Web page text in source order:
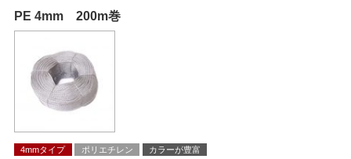
PE 4mm 200m巻
4mmタイプ ポリエチレン カラーが豊富